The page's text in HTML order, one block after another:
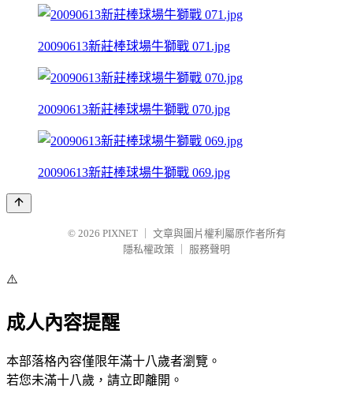
20090613新莊棒球場牛獅戰 071.jpg
20090613新莊棒球場牛獅戰 070.jpg
20090613新莊棒球場牛獅戰 069.jpg
© 2026 PIXNET
文章與圖片權利屬原作者所有
隱私權政策
服務聲明
⚠️
成人內容提醒
本部落格內容僅限年滿十八歲者瀏覽。
若您未滿十八歲，請立即離開。